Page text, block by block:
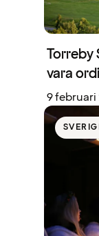
Torreby
vara
9 februari